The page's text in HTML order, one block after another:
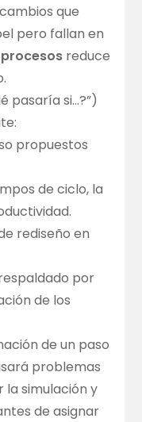
que
pero fallan en
reduce
pasaría si…?”)
propuestos
de ciclo, la
rediseño en
por
de los
de un paso
problemas
la simulación y
de asignar